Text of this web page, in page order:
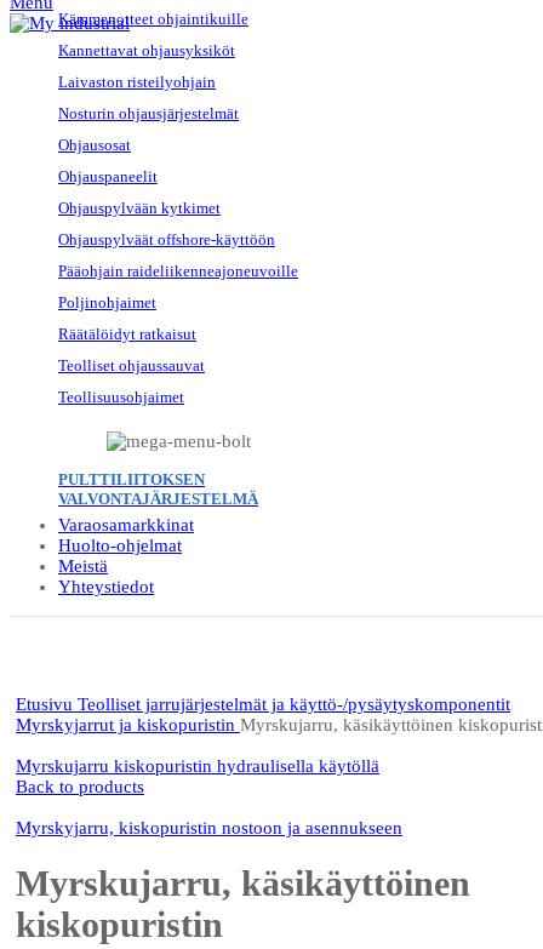
Kämmenotteet ohjaintikuille
Kannettavat ohjausyksiköt
Laivaston risteilyohjain
Nosturin ohjausjärjestelmät
Ohjausosat
Ohjauspaneelit
Ohjauspylvään kytkimet
Ohjauspylväät offshore-käyttöön
Pääohjain raideliikenneajoneuvoille
Poljinohjaimet
Räätälöidyt ratkaisut
Teolliset ohjaussauvat
Teollisuusohjaimet
PULTTILIITOKSEN
VALVONTAJÄRJESTELMÄ
Varaosamarkkinat
Huolto-ohjelmat
Meistä
Yhteystiedot
Etusivu Teolliset jarrujärjestelmät ja käyttö-/pysäytyskomponentit
Myrskyjarrut ja kiskopuristin Myrskujarru, käsikäyttöinen
Myrskujarru kiskopuristin hydraulisella käytöllä
Back to products
Myrskyjarru, kiskopuristin nostoon ja asennukseen
Myrskujarru, käsikäyttöinen
kiskopuristin